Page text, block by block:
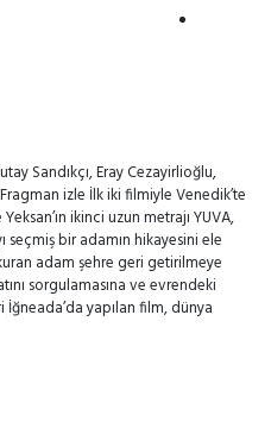
Sandıkçı, Eray Cezayirlioğlu,
izle İlk iki filmiyle Venedik’te
ikinci uzun metrajı YUVA,
bir adamın hikayesini ele
adam şehre geri getirilmeye
sorgulamasına ve evrendeki
yapılan film, dünya